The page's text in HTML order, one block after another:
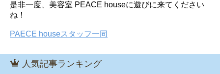
是非一度、美容室 PEACE houseに遊びに来てください
ね！
PAECE houseスタッフ一同
人気記事ランキング